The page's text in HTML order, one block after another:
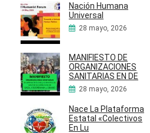
Nación Humana
Universal
28 mayo, 2026
MANIFIESTO DE
ORGANIZACIONES
SANITARIAS EN DE
28 mayo, 2026
Nace La Plataforma
Estatal «Colectivos
En Lu